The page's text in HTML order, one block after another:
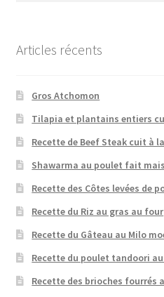
Articles récents
Gros Atchomon
Tilapia et plantains entiers
Recette de Beef Steak cuit à
Shawarma au poulet fait
Recette des Côtes levées de
Recette du Riz au gras au four
Recette du Gâteau au Milo
Recette du poulet tandoori
Recette des brioches fourrés